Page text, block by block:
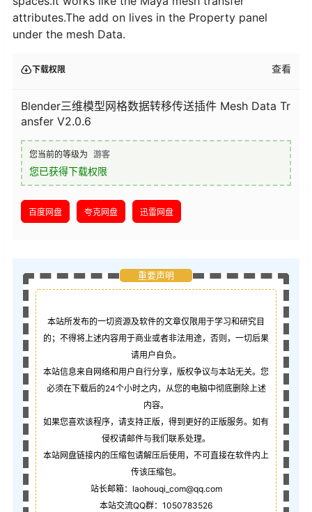
attributes.The add on lives in the Property panel
under the mesh Data.
下载权限 查看
Blender三维模型网格数据转移传送插件 Mesh Data Tr
ansfer V2.0.6
您当前的等级为 游客
您已获得下载权限
百度网盘 夸克网盘 迅雷网盘
重要声明
本站所发布的一切资源及软件的文章仅限用于学习和研究目
的；不得将上述内容用于商业或者非法用途，否则，一切后果
请用户自负。
本站信息来自网络和用户自行分享，版权争议与本站无关。您
必须在下载后的24个小时之内，从您的电脑中彻底删除上述
内容。
如果您喜欢该程序，请支持正版，得到更好的正版服务。如有
侵权请邮件与我们联系处理。
本站网盘链接内的压缩包请解压后使用，不可直接在软件内上
传该压缩包。
站长邮箱：laohouqi_com@qq.com
本站交流QQ群：1050783526